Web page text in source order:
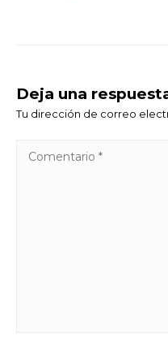
Deja una
Tu dirección de correo